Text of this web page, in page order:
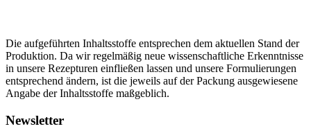
Die aufgeführten Inhaltsstoffe entsprechen dem aktuellen Stand der
Produktion. Da wir regelmäßig neue wissenschaftliche Erkenntnisse
in unsere Rezepturen einfließen lassen und unsere Formulierungen
entsprechend ändern, ist die jeweils auf der Packung ausgewiesene
Angabe der Inhaltsstoffe maßgeblich.
Newsletter